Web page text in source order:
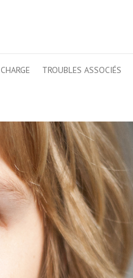
TROUBLES ASSOCIÉS